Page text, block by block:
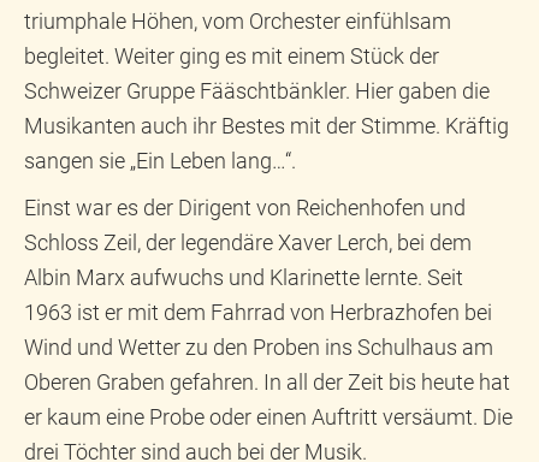
triumphale Höhen, vom Orchester einfühlsam
begleitet. Weiter ging es mit einem Stück der
Schweizer Gruppe Fääschtbänkler. Hier gaben die
Musikanten auch ihr Bestes mit der Stimme. Kräftig
sangen sie „Ein Leben lang…“.
Einst war es der Dirigent von Reichenhofen und
Schloss Zeil, der legendäre Xaver Lerch, bei dem
Albin Marx aufwuchs und Klarinette lernte. Seit
1963 ist er mit dem Fahrrad von Herbrazhofen bei
Wind und Wetter zu den Proben ins Schulhaus am
Oberen Graben gefahren. In all der Zeit bis heute hat
er kaum eine Probe oder einen Auftritt versäumt. Die
drei Töchter sind auch bei der Musik.